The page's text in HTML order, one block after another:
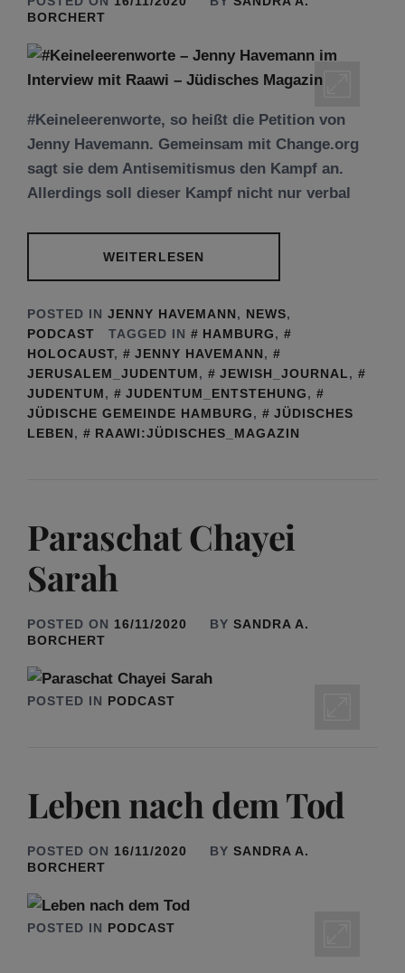
BORCHERT
#Keineleerenworte, so heißt die Petition von
Jenny Havemann. Gemeinsam mit Change.org
sagt sie dem Antisemitismus den Kampf an.
Allerdings soll dieser Kampf nicht nur verbal
WEITERLESEN
POSTED IN JENNY HAVEMANN, NEWS,
PODCAST
TAGGED IN HAMBURG,
HOLOCAUST, JENNY HAVEMANN,
JERUSALEM_JUDENTUM, JEWISH_JOURNAL,
JUDENTUM, JUDENTUM_ENTSTEHUNG,
JÜDISCHE GEMEINDE HAMBURG,
JÜDISCHES
LEBEN, RAAWI:JÜDISCHES_MAGAZIN
Paraschat Chayei
Sarah
POSTED ON 16/11/2020 BY SANDRA A.
BORCHERT
POSTED IN PODCAST
Leben nach dem Tod
POSTED ON 16/11/2020 BY SANDRA A.
BORCHERT
POSTED IN PODCAST